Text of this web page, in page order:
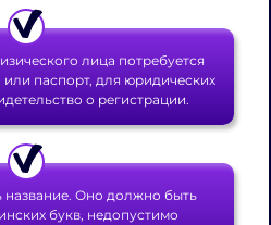
лица потребуется
или паспорт, для юридических
о регистрации.
Оно должно быть
букв, недопустимо